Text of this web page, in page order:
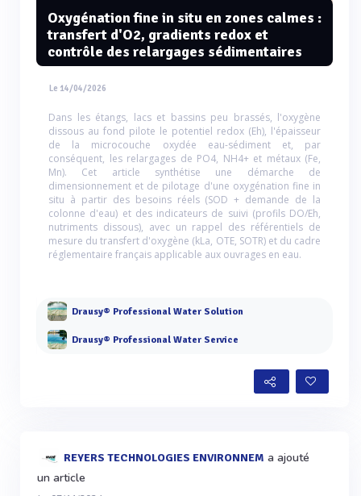
Oxygénation fine in situ en zones calmes :
transfert d'O2, gradients redox et
contrôle des relargages sédimentaires
Le 14/04/2026
Dans les étangs, lacs et bassins peu brassés, l'oxygène
dissous au fond pilote le potentiel redox (Eh), l'épaisseur
de la microcouche oxydée eau-sédiment et, par
conséquent, les relargages de PO4, NH4+ et métaux (Fe,
Mn). Cet article synthétise une démarche de
dimensionnement et de pilotage d'une oxygénation fine in
situ à partir des besoins réels (SOD + demande de la
colonne d'eau) et des indicateurs de suivi (profils DO/Eh,
nutriments dissous), avec un rappel des référentiels de
mesure du transfert d'oxygène (kLa, OTE, SOTR) et du cadre
réglementaire français applicable aux ouvrages en eau.
Drausy® Professional Water Solution
Drausy® Professional Water Service
REYERS TECHNOLOGIES ENVIRONNEM a ajouté
un article